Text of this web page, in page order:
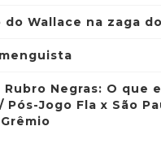
do Wallace na zaga
Rubro Negras: O que
Jogo Fla x São